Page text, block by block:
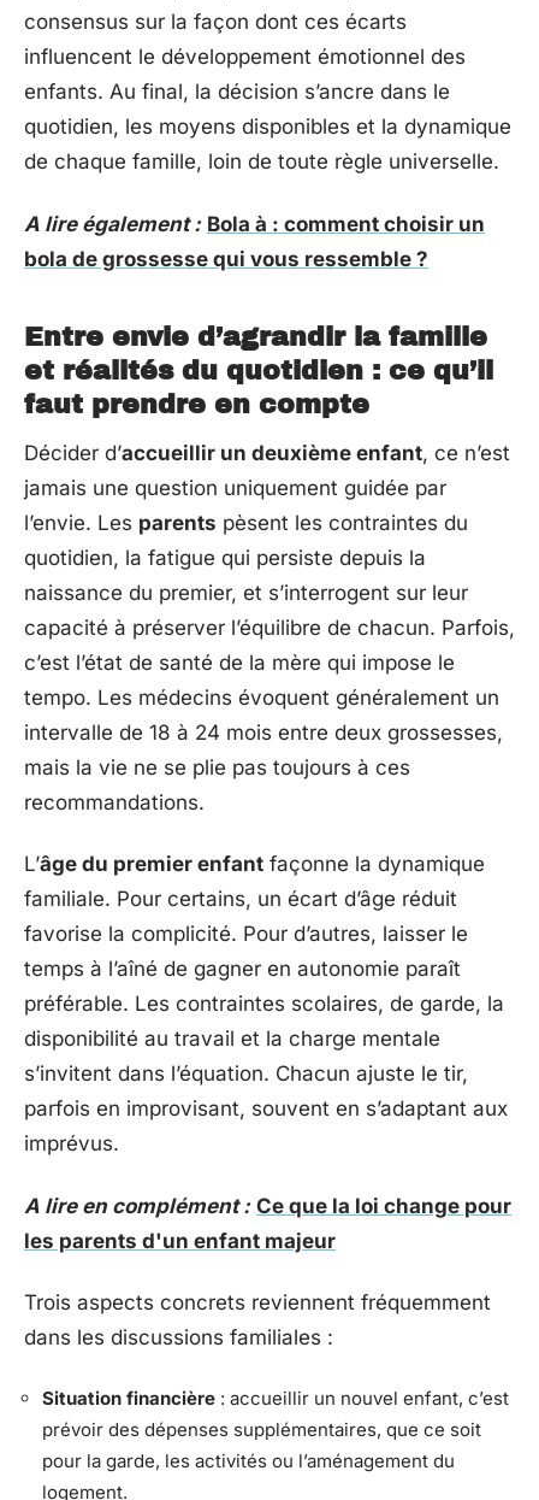
consensus sur la façon dont ces écarts
influencent le développement émotionnel des
enfants. Au final, la décision s’ancre dans le
quotidien, les moyens disponibles et la dynamique
de chaque famille, loin de toute règle universelle.
A lire également : Bola à : comment choisir un
bola de grossesse qui vous ressemble ?
Entre envie d’agrandir la famille
et réalités du quotidien : ce qu’il
faut prendre en compte
Décider d’accueillir un deuxième enfant, ce n’est
jamais une question uniquement guidée par
l’envie. Les parents pèsent les contraintes du
quotidien, la fatigue qui persiste depuis la
naissance du premier, et s’interrogent sur leur
capacité à préserver l’équilibre de chacun. Parfois,
c’est l’état de santé de la mère qui impose le
tempo. Les médecins évoquent généralement un
intervalle de 18 à 24 mois entre deux grossesses,
mais la vie ne se plie pas toujours à ces
recommandations.
L’âge du premier enfant façonne la dynamique
familiale. Pour certains, un écart d’âge réduit
favorise la complicité. Pour d’autres, laisser le
temps à l’aîné de gagner en autonomie paraît
préférable. Les contraintes scolaires, de garde, la
disponibilité au travail et la charge mentale
s’invitent dans l’équation. Chacun ajuste le tir,
parfois en improvisant, souvent en s’adaptant aux
imprévus.
A lire en complément : Ce que la loi change pour
les parents d'un enfant majeur
Trois aspects concrets reviennent fréquemment
dans les discussions familiales :
Situation financière : accueillir un nouvel enfant, c’est
prévoir des dépenses supplémentaires, que ce soit
pour la garde, les activités ou l’aménagement du
logement.